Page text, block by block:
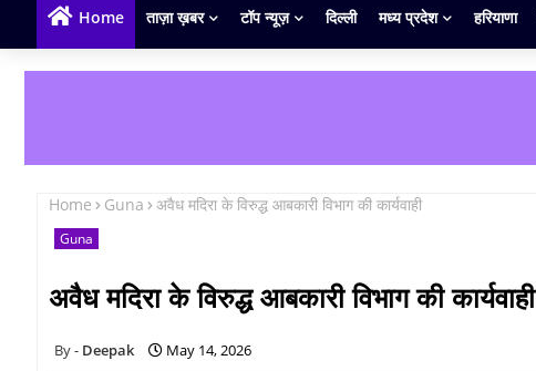
Home ताज़ा ख़बर टॉप न्यूज़ दिल्ली मध्य प्रदेश हरियाणा
Home Guna अवैध मदिरा के विरुद्ध आबकारी विभाग की कार्यवाही
Guna
अवैध मदिरा के विरुद्ध आबकारी विभाग की कार्यवाही
Deepak May 14, 2026